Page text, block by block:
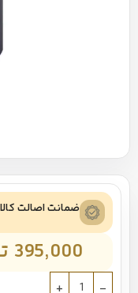
ضمانت اصالت کالا
395,000